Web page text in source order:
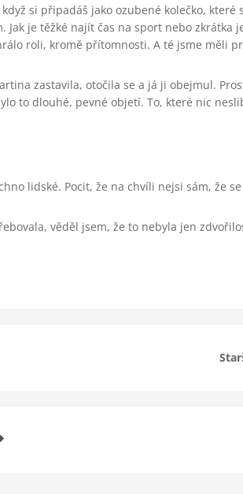
si připadáš jako ozubené kolečko, které
je těžké najít čas na sport nebo zkrátka
roli, kromě přítomnosti. A té jsme měli
zastavila, otočila se a já ji obejmul.
to dlouhé, pevné objetí. To, které nic
lidské. Pocit, že na chvíli nejsi sám, že
věděl jsem, že to nebyla jen